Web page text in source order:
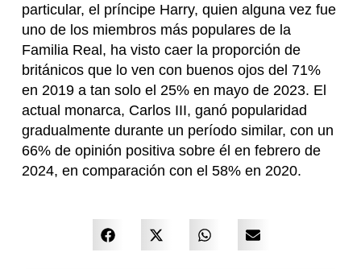
particular, el príncipe Harry, quien alguna vez fue
uno de los miembros más populares de la
Familia Real, ha visto caer la proporción de
británicos que lo ven con buenos ojos del 71%
en 2019 a tan solo el 25% en mayo de 2023. El
actual monarca, Carlos III, ganó popularidad
gradualmente durante un período similar, con un
66% de opinión positiva sobre él en febrero de
2024, en comparación con el 58% en 2020.